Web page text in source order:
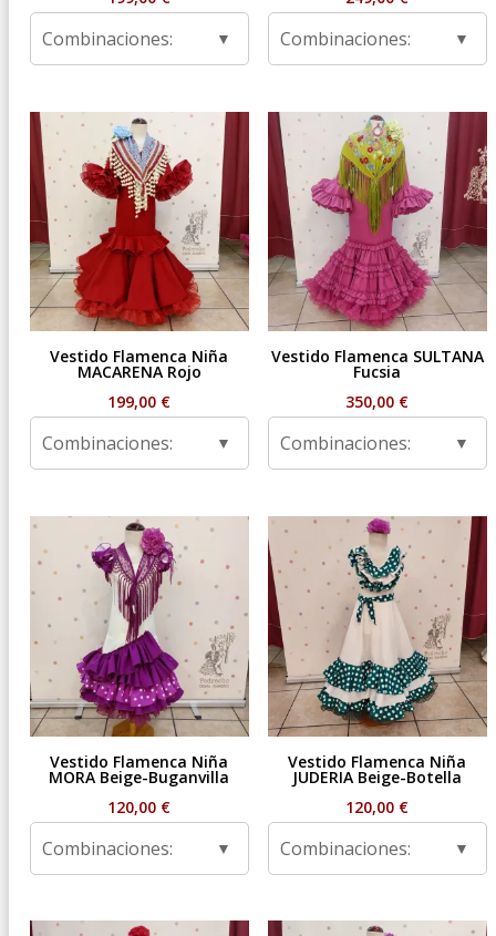
Combinaciones: Combinaciones:
Vestido Flamenca Niña
MACARENA Rojo
199,00 €
Combinaciones:
Vestido Flamenca SULTANA
Fucsia
350,00 €
Combinaciones:
Vestido Flamenca Niña
MORA Beige-Buganvilla
120,00 €
Combinaciones:
Vestido Flamenca Niña
JUDERIA Beige-Botella
120,00 €
Combinaciones: